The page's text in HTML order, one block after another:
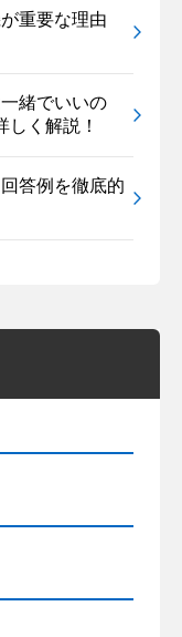
重要な理由
緒でいいの
く解説！
答例を徹底的